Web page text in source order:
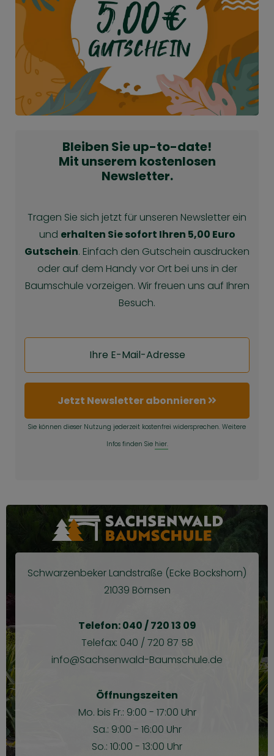
Bleiben Sie up-to-date!
Mit unserem kostenlosen
Newsletter.
Tragen Sie sich jetzt für unseren Newsletter ein
und erhalten Sie sofort Ihren 5,00 Euro
Gutschein. Einfach den Gutschein ausdrucken
oder auf dem Handy vor Ort bei uns in der
Baumschule vorzeigen. Wir freuen uns auf Ihren
Besuch.
Jetzt Newsletter abonnieren
Sie können dieser Nutzung jederzeit kostenfrei widersprechen. Weitere
Infos finden Sie hier.
Schwarzenbeker Landstraße (Ecke Bockshorn)
21039 Börnsen
Telefon: 040 / 720 13 09
Telefax: 040 / 720 87 58
info@Sachsenwald-Baumschule.de
Öffnungszeiten
Mo. bis Fr.: 9:00 - 17:00 Uhr
Sa.: 9:00 - 16:00 Uhr
So.: 10:00 - 13:00 Uhr